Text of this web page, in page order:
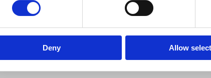
Deny Allow
Velkomst